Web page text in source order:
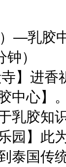
―乳胶
）
】进香
中心】
乳胶知
园】此
泰国传